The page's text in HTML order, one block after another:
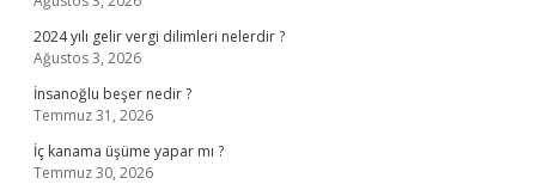
2024 yılı gelir vergi dilimleri nelerdir ?
Ağustos 3, 2026
İnsanoğlu beşer nedir ?
Temmuz 31, 2026
İç kanama üşüme yapar mı ?
Temmuz 30, 2026